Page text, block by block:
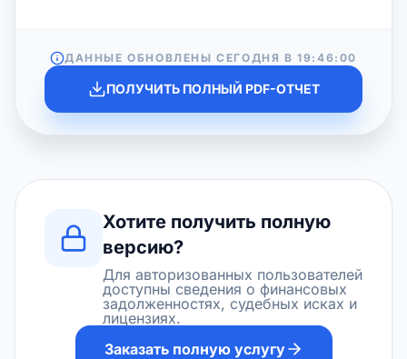
ДАННЫЕ ОБНОВЛЕНЫ СЕГОДНЯ В19:46:00
ПОЛУЧИТЬ ПОЛНЫЙ PDF-ОТЧЕТ
Хотите получить полную
версию?
Для авторизованных пользователей
доступны сведения о финансовых
задолженностях, судебных исках и
лицензиях.
Заказать полную услугу